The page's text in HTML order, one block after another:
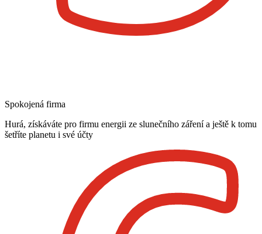
Spokojená firma
Hurá, získáváte pro firmu energii ze slunečního záření a ještě k tomu
šetříte planetu i své účty